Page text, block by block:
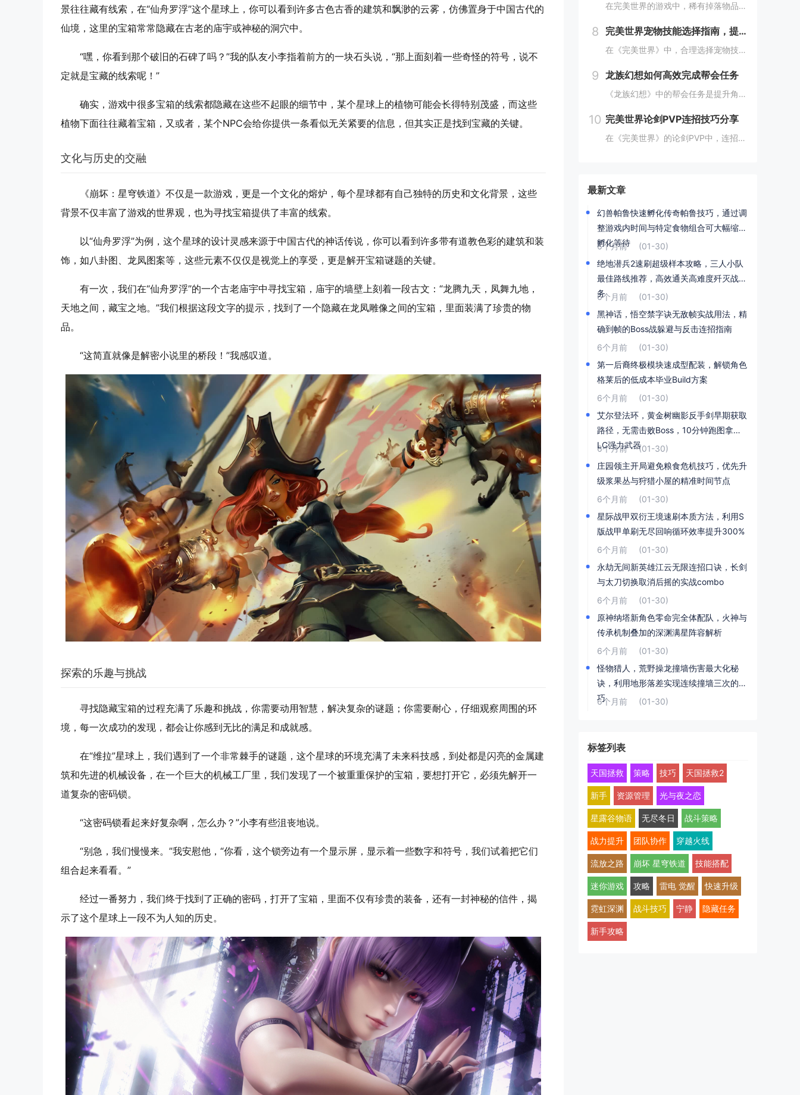
景往往藏有线索，在“仙舟罗浮”这个星球上，你可以看到许多古色古香的建筑和飘渺的云雾，仿佛置身于中国古代的
仙境，这里的宝箱常常隐藏在古老的庙宇或神秘的洞穴中。
“嘿，你看到那个破旧的石碑了吗？”我的队友小李指着前方的一块石头说，“那上面刻着一些奇怪的符号，说不
定就是宝藏的线索呢！”
确实，游戏中很多宝箱的线索都隐藏在这些不起眼的细节中，某个星球上的植物可能会长得特别茂盛，而这些
植物下面往往藏着宝箱，又或者，某个NPC会给你提供一条看似无关紧要的信息，但其实正是找到宝藏的关键。
文化与历史的交融
《崩坏：星穹铁道》不仅是一款游戏，更是一个文化的熔炉，每个星球都有自己独特的历史和文化背景，这些
背景不仅丰富了游戏的世界观，也为寻找宝箱提供了丰富的线索。
以“仙舟罗浮”为例，这个星球的设计灵感来源于中国古代的神话传说，你可以看到许多带有道教色彩的建筑和装
饰，如八卦图、龙凤图案等，这些元素不仅仅是视觉上的享受，更是解开宝箱谜题的关键。
有一次，我们在“仙舟罗浮”的一个古老庙宇中寻找宝箱，庙宇的墙壁上刻着一段古文：“龙腾九天，凤舞九地，
天地之间，藏宝之地。”我们根据这段文字的提示，找到了一个隐藏在龙凤雕像之间的宝箱，里面装满了珍贵的物
品。
“这简直就像是解密小说里的桥段！”我感叹道。
探索的乐趣与挑战
寻找隐藏宝箱的过程充满了乐趣和挑战，你需要动用智慧，解决复杂的谜题；你需要耐心，仔细观察周围的环
境，每一次成功的发现，都会让你感到无比的满足和成就感。
在“维拉”星球上，我们遇到了一个非常棘手的谜题，这个星球的环境充满了未来科技感，到处都是闪亮的金属建
筑和先进的机械设备，在一个巨大的机械工厂里，我们发现了一个被重重保护的宝箱，要想打开它，必须先解开一
道复杂的密码锁。
“这密码锁看起来好复杂啊，怎么办？”小李有些沮丧地说。
“别急，我们慢慢来。”我安慰他，“你看，这个锁旁边有一个显示屏，显示着一些数字和符号，我们试着把它们
组合起来看看。”
经过一番努力，我们终于找到了正确的密码，打开了宝箱，里面不仅有珍贵的装备，还有一封神秘的信件，揭
示了这个星球上一段不为人知的历史。
在完美世界的游戏中，稀有掉落物品是玩家追求的目标之一。这些物品通常只能通过特定的活动、副本或怪物获得，且掉落率极低。为了提高获取几率，玩家可以组队参与高难度副本，多次挑战以增加机会；参加限时活动，如节日庆典和特殊任务，这些活动往往会有额外奖...
8 完美世界宠物技能选择指南，提高宠物实力的技巧
在《完美世界》中，合理选择宠物技能是提升宠物实力的关键。优先考虑增强宠物基础属性的技能，如攻击、防御和生命值。根据宠物类型和定位，选择合适的主动或被动技能，如控制、辅助或输出技能。利用宠物技能书升级技能等级，以及通过宠物合成功能优化技能组合...
9 龙族幻想如何高效完成帮会任务
《龙族幻想》中的帮会任务是提升角色实力和获得丰厚奖励的重要途径。要高效完成帮会任务，首先需要合理安排时间，选择高效率的任务组合，如组队完成副本或集体参与帮会活动。利用好帮会资源，如经验药水、加速道具等，可以显著提高任务完成速度。积极与帮会成...
10 完美世界论剑PVP连招技巧分享
在《完美世界》的论剑PVP中，连招技巧是取胜的关键。玩家需熟练掌握角色技能的释放顺序与时机，利用控制技能打断对手的攻击节奏，同时保持自身技能的连贯性。合理利用地形和位移技能，可以有效躲避敌方攻击，创造反击机会。了解并针对不同职业的特点制定策...
最新文章
幻兽帕鲁快速孵化传奇帕鲁技巧，通过调
整游戏内时间与特定食物组合可大幅缩短
孵化等待
6个月前
(01-30)
绝地潜兵2速刷超级样本攻略，三人小队
最佳路线推荐，高效通关高难度歼灭战任
务
6个月前
(01-30)
黑神话，悟空禁字诀无敌帧实战用法，精
确到帧的Boss战躲避与反击连招指南
6个月前
(01-30)
第一后裔终极模块速成型配装，解锁角色
格莱后的低成本毕业Build方案
6个月前
(01-30)
艾尔登法环，黄金树幽影反手剑早期获取
路径，无需击败Boss，10分钟跑图拿到D
LC强力武器
6个月前
(01-30)
庄园领主开局避免粮食危机技巧，优先升
级浆果丛与狩猎小屋的精准时间节点
6个月前
(01-30)
星际战甲双衍王境速刷本质方法，利用S
版战甲单刷无尽回响循环效率提升300%
6个月前
(01-30)
永劫无间新英雄江云无限连招口诀，长剑
与太刀切换取消后摇的实战combo
6个月前
(01-30)
原神纳塔新角色零命完全体配队，火神与
传承机制叠加的深渊满星阵容解析
6个月前
(01-30)
怪物猎人，荒野操龙撞墙伤害最大化秘
诀，利用地形落差实现连续撞墙三次的技
巧
6个月前 (01-30)
标签列表
天国拯救 策略 技巧 天国拯救2
新手 资源管理 光与夜之恋
星露谷物语 无尽冬日 战斗策略
战力提升 团队协作 穿越火线
流放之路 崩坏 星穹铁道 技能搭配
迷你游戏 攻略 雷电 觉醒 快速升级
霓虹深渊 战斗技巧 宁静 隐藏任务
新手攻略